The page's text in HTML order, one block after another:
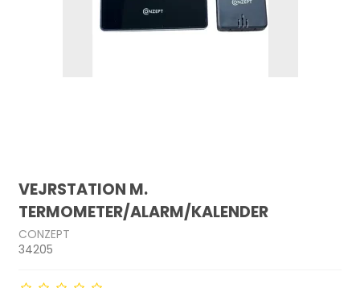
VEJRSTATION M.
TERMOMETER/ALARM/KALENDER
CONZEPT
34205